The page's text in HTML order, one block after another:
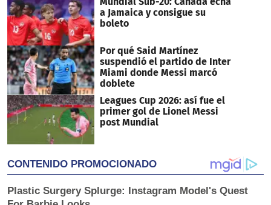
a Jamaica y consigue su
boleto
Por qué Said Martínez
suspendió el partido de Inter
Miami donde Messi marcó
doblete
Leagues Cup 2026: así fue el
primer gol de Lionel Messi
post Mundial